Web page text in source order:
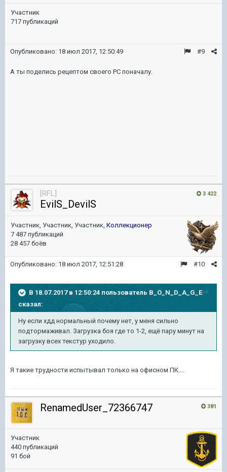
Участник
717 публикаций
#9
Опубликовано: 18 июл 2017, 12:50:49
А ты поделись рецептом своего PС поначалу.
3 422
[RFL]
EvilS_DevilS
Участник, Участник, Участник, Коллекционер
7 487 публикаций
28 457 боёв
#10
Опубликовано: 18 июл 2017, 12:51:28
В 18.07.2017 в 12:50:24 пользователь B_O_N_D_A_G_E
сказал:
Ну если хдд нормальный почему нет, у меня сильно
подтормаживал. Загрузка боя где то 1-2, ещё пару минут на
загрузку всех текстур уходило.
Я такие трудности испытывал только на офисном ПК....
381
RenamedUser_72366747
Участник
440 публикаций
91 бой